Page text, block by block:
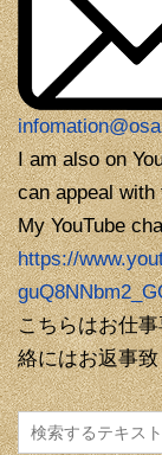
I am also on
can appeal
My YouTube
https://
こちらはお仕
絡にはお返事